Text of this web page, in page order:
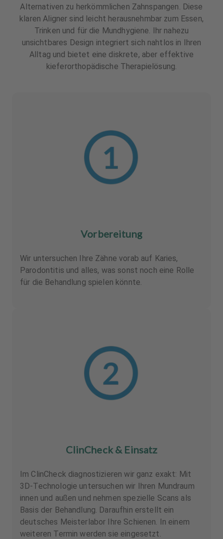
Alternativen zu herkömmlichen Zahnspangen. Diese
klaren Aligner sind leicht herausnehmbar zum Essen,
Trinken und für die Mundhygiene. Ihr nahezu
unsichtbares Design integriert sich nahtlos in Ihren
Alltag und bietet eine diskrete, aber effektive
kieferorthopädische Therapielösung.
Vorbereitung
Wir untersuchen Ihre Zähne vorab auf Karies,
Parodontitis und alles, was sonst noch eine Rolle
für die Behandlung spielen könnte.
ClinCheck & Einsatz
Im ClinCheck diagnostizieren wir ganz exakt: Mit
3D-Technologie untersuchen wir Ihren Mundraum
innen und außen und nehmen spezielle Scans als
Basis der Behandlung. Daraufhin erstellt ein
deutsches Meisterlabor Ihre Schienen. In einem
weiteren Termin werden sie eingesetzt.